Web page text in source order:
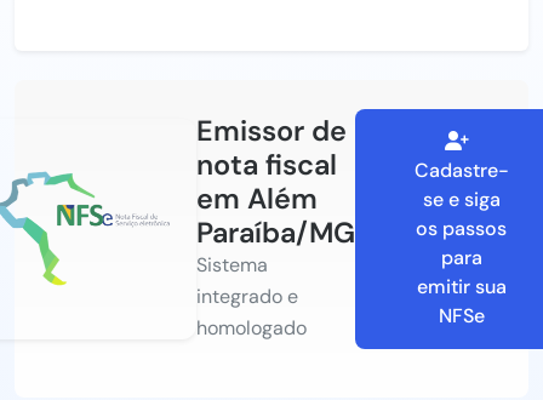
Emissor de
nota fiscal
em Além
Paraíba/MG
Sistema
integrado e
homologado
Cadastre-
se e siga
os passos
para
emitir sua
NFSe